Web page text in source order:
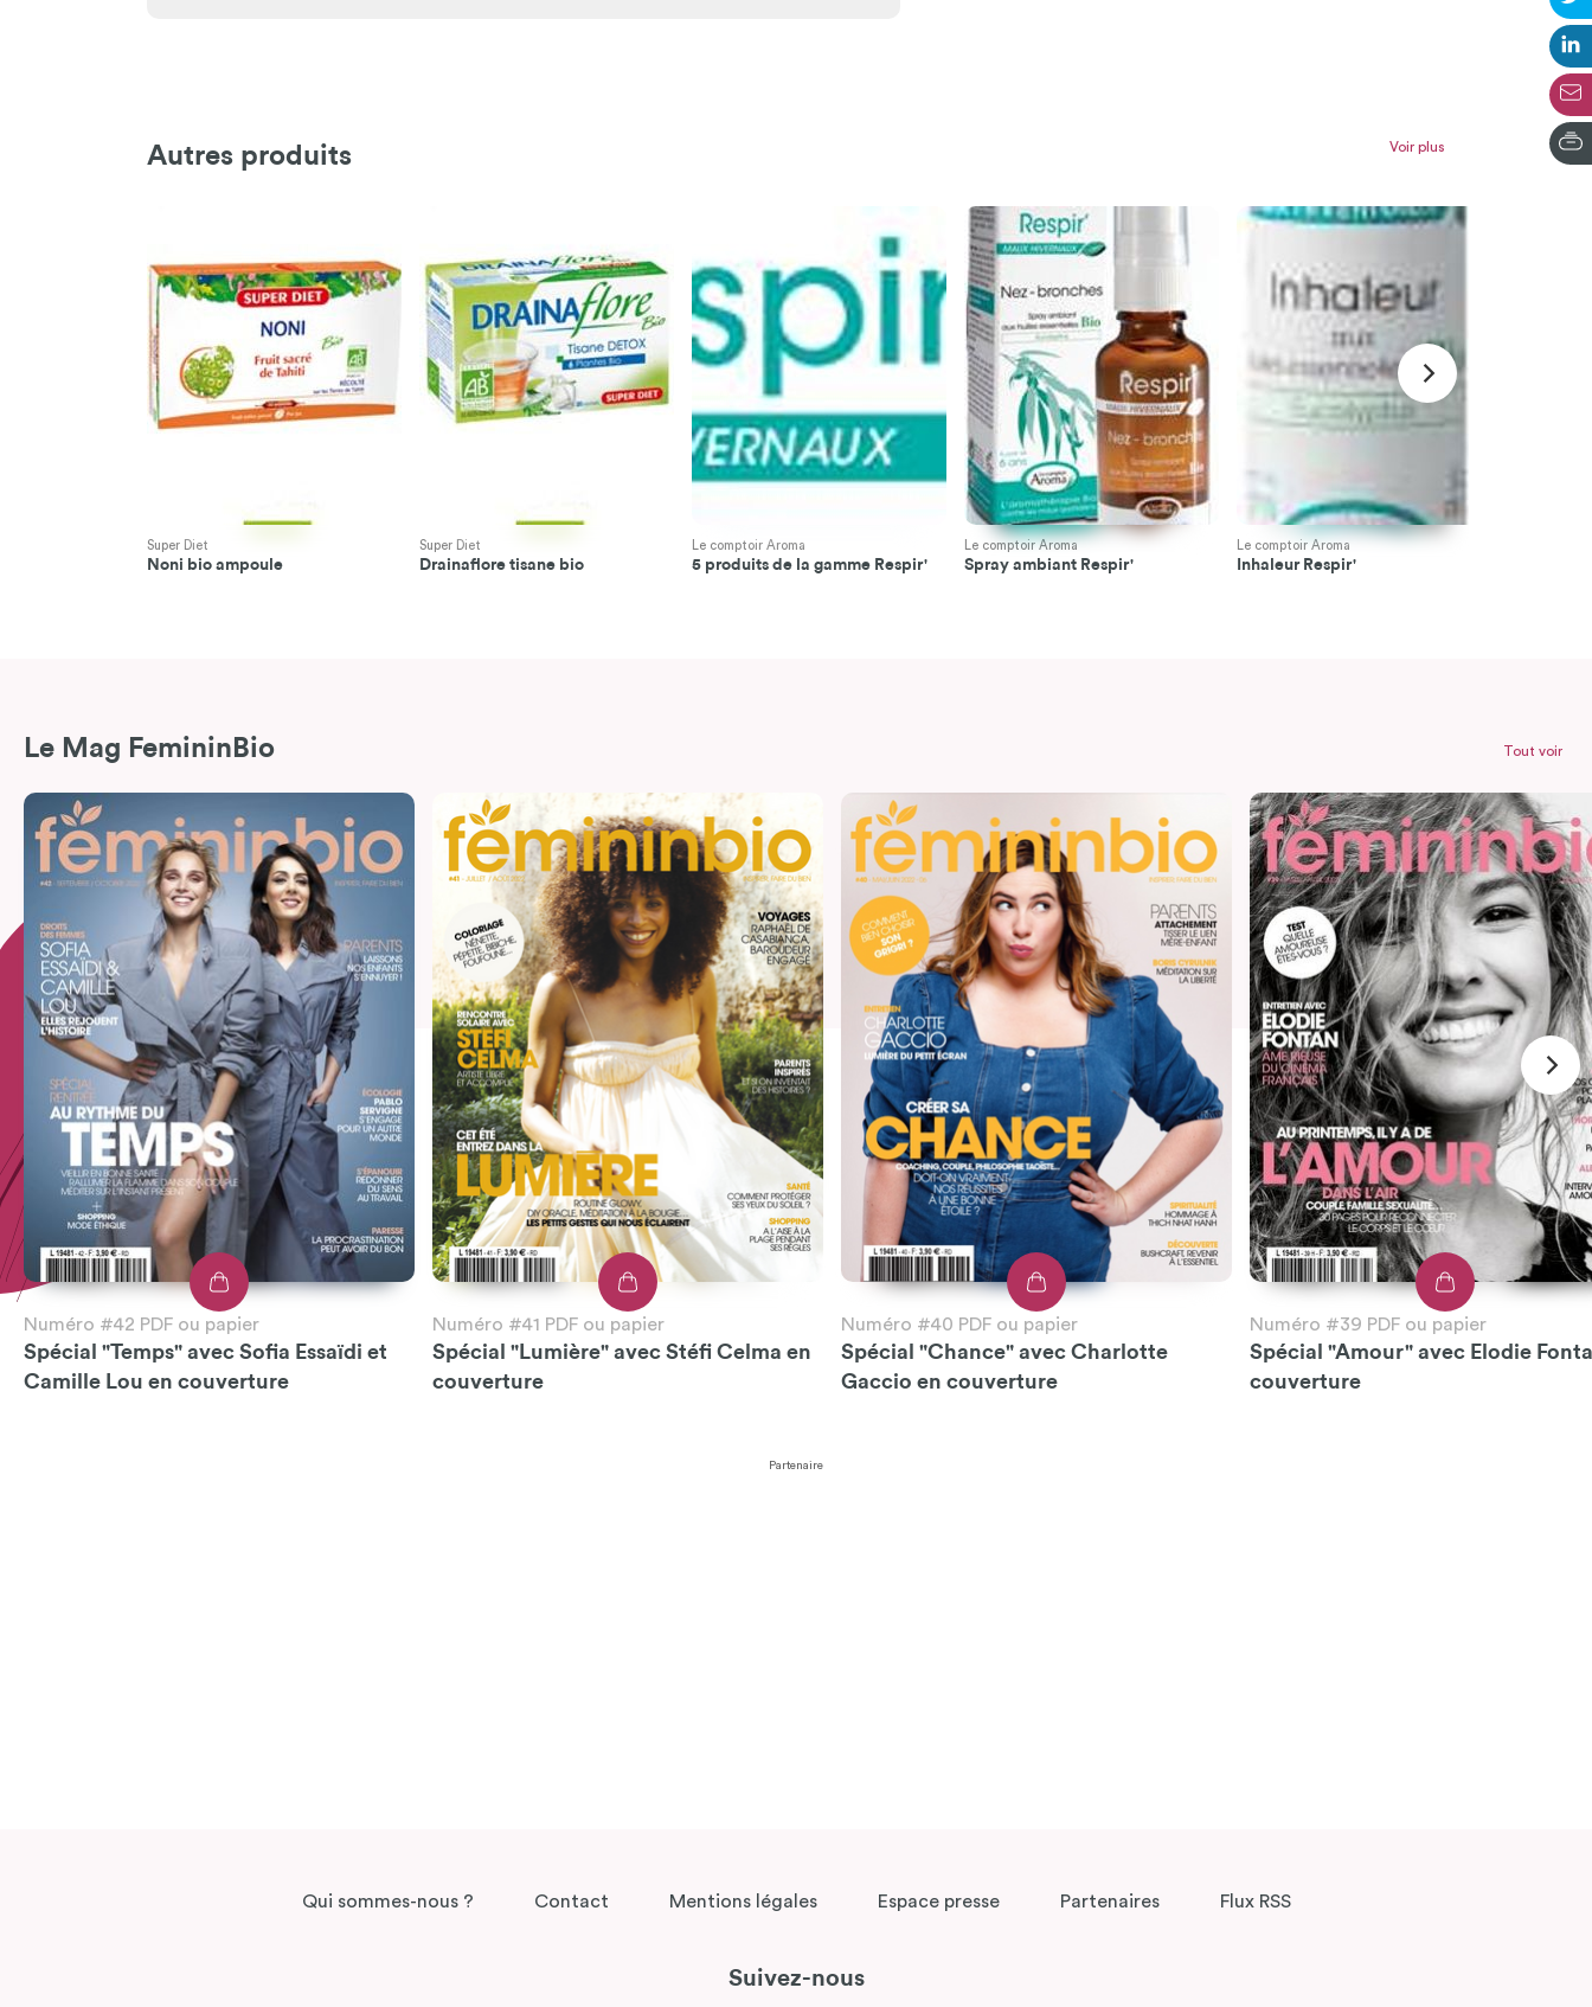
Autres produits Voir plus
Super Diet
Noni bio ampoule
Super Diet
Drainaflore tisane bio
Le comptoir Aroma
5 produits de la gamme Respir'
Le comptoir Aroma
Spray ambiant Respir'
Le comptoir Aroma
Inhaleur Respir'
Le Mag FemininBio
Numéro #42 PDF ou papier
Spécial "Temps" avec Sofia Essaïdi et
Camille Lou en couverture
Numéro #41 PDF ou papier
Spécial "Lumière" avec Stéfi Celma en
couverture
Numéro #40 PDF ou papier
Spécial "Chance" avec Charlotte
Gaccio en couverture
Numéro #39 PDF ou papier
Spécial "Amour" avec Elodie
couverture
Tout voir
Partenaire
Qui sommes-nous ? Contact Mentions légales Espace presse Partenaires Flux RSS
Suivez-nous